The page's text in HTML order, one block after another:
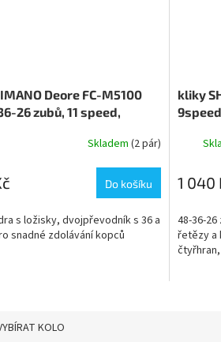
Deore FC-M5100
26 zubů, 11 speed,
Skladem (2 pár)
Do košíku
s ložisky, dvojpřevodník s 36 a
snadné zdolávání kopců
kliky
9speed
1 040
48-36-
řetězy a
KOLO